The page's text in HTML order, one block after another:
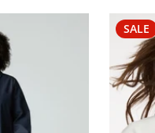
SALE